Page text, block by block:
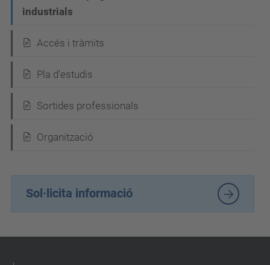
e
a
c
industrials
Accés i tràmits
Pla d'estudis
Sortides professionals
Organització
Sol·licita informació